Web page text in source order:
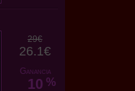
29€
26.1€
Ganancia
10 %